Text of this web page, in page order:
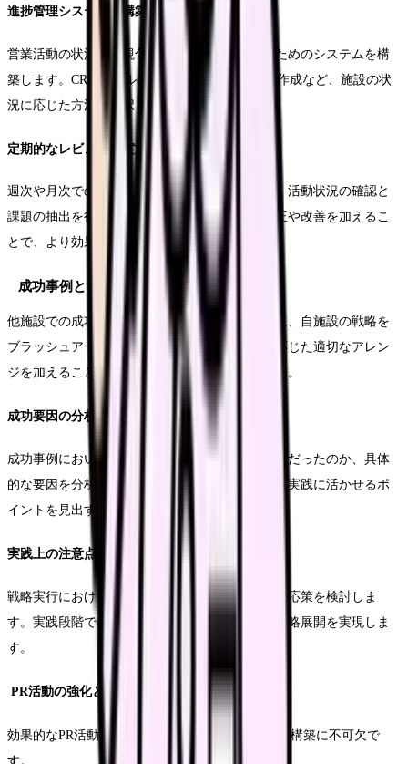
進捗管理システムの構築
営業活動の状況を可視化し、効果的に管理するためのシステムを構
築します。CRMツールの活用や独自の管理表の作成など、施設の状
況に応じた方法を選択します。
定期的なレビューの実施
週次や月次でのレビューミーティングを通じて、活動状況の確認と
課題の抽出を行います。必要に応じて戦略の修正や改善を加えるこ
とで、より効果的な営業活動を実現します。
成功事例とベストプラクティス
他施設での成功事例や効果的な取り組みを参考に、自施設の戦略を
ブラッシュアップします。地域性や施設特性に応じた適切なアレン
ジを加えることで、より効果的な戦略となります。
成功要因の分析
成功事例において、どのような取り組みが効果的だったのか、具体
的な要因を分析します。これにより、自施設での実践に活かせるポ
イントを見出すことができます。
実践上の注意点
戦略実行における課題や障害を事前に想定し、対応策を検討しま
す。実践段階でのつまずきを防ぎ、スムーズな戦略展開を実現しま
す。
PR活動の強化と実践
効果的なPR活動は、施設の認知度向上と信頼関係構築に不可欠で
す。